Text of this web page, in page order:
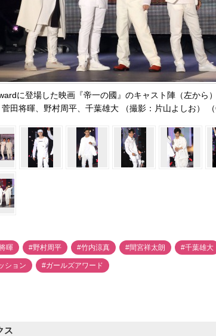
に登場した映画『帝一の國』のキャスト陣（左から
田将暉、野村周平、千葉雄大 （撮影：片山よしお）
暉 #野村周平 #竹内涼真 #間宮祥太朗 #千葉雄大
ション #ガールズアワード
ス